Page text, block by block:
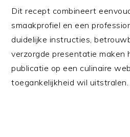
Dit recept combineert
smaakprofiel en een
duidelijke instructies,
verzorgde presentatie maken
publicatie op een culinaire
toegankelijkheid wil uitstralen.